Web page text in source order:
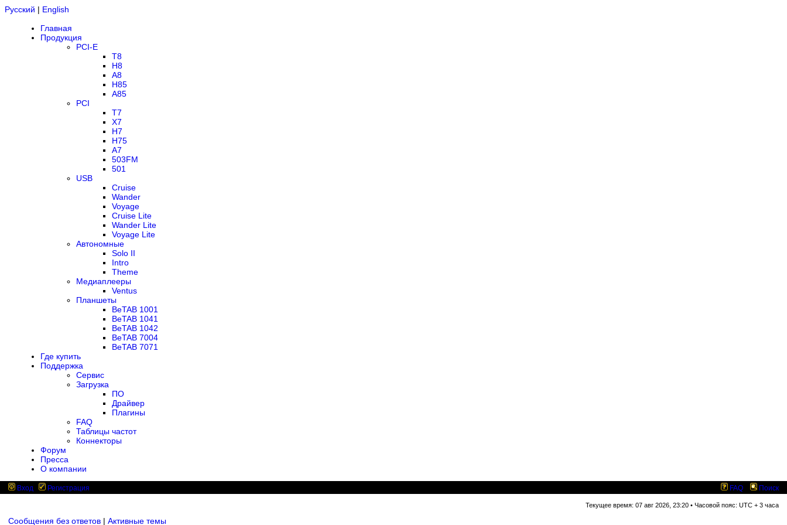
Русский | English
Главная
Продукция
PCI-E
T8
H8
A8
H85
A85
PCI
T7
X7
H7
H75
A7
503FM
501
USB
Cruise
Wander
Voyage
Cruise Lite
Wander Lite
Voyage Lite
Автономные
Solo II
Intro
Theme
Медиаплееры
Ventus
Планшеты
BeTAB 1001
BeTAB 1041
BeTAB 1042
BeTAB 7004
BeTAB 7071
Где купить
Поддержка
Сервис
Загрузка
ПО
Драйвер
Плагины
FAQ
Таблицы частот
Коннекторы
Форум
Пресса
О компании
Вход Регистрация FAQ Поиск
Текущее время: 07 авг 2026, 23:20 • Часовой пояс: UTC + 3 часа
Сообщения без ответов | Активные темы